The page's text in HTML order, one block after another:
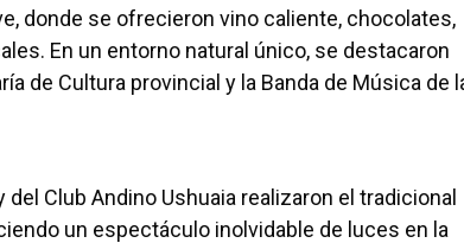
donde se ofrecieron vino caliente, chocolates,
En un entorno natural único, se destacaron
de Cultura provincial y la Banda de Música de
Club Andino Ushuaia realizaron el tradicional
un espectáculo inolvidable de luces en la